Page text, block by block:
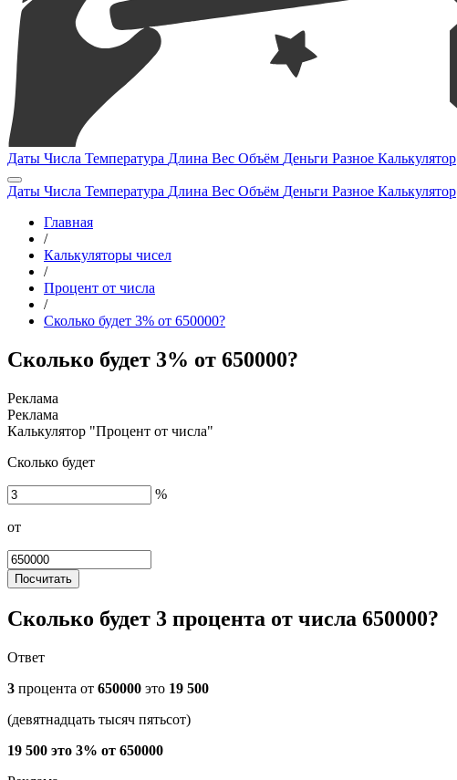
Даты Числа Температура Длина Вес Объём Деньги Разное Калькулятор
Даты Числа Температура Длина Вес Объём Деньги Разное Калькулятор
Главная
/
Калькуляторы чисел
/
Процент от числа
/
Сколько будет 3% от 650000?
Сколько будет 3% от 650000?
Калькулятор "Процент от числа"
Сколько будет
%
от
Посчитать
Сколько будет 3 процента от числа 650000?
Ответ
3 процента от 650000 это 19 500
(девятнадцать тысяч пятьсот)
19 500 это 3% от 650000